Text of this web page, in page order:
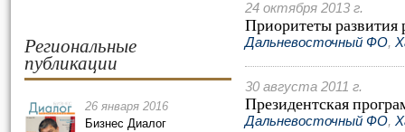
Региональные
публикации
26 января 2016
Бизнес Диалог
24 октября 2013 г.
Приоритеты развития
Дальневосточный ФО,
30 августа 2011 г.
Президентская
Дальневосточный ФО,